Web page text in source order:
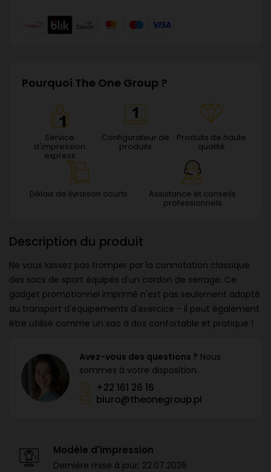
Description du produit
Ne vous laissez pas tromper par la connotation classique
des sacs de sport équipés d'un cordon de serrage. Ce
gadget promotionnel imprimé n'est pas seulement adapté
au transport d'équipements d'exercice - il peut également
être utilisé comme un sac à dos confortable et pratique !
Avez-vous des questions ? Nous
sommes à votre disposition.
+22 161 26 16
biuro@theonegroup.pl
Modèle d'impression
Dernière mise à jour: 22.07.2026
Pourquoi The One Group ?
Service
d'impression
express
Configurateur de
produits
Produits de haute
qualité
Délais de livraison courts Assistance et conseils
professionnels